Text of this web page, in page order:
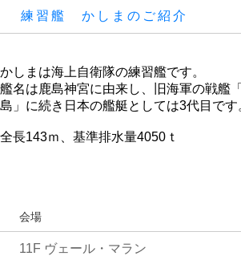
練習艦 かしまのご紹介
かしまは海上自衛隊の練習艦です。
艦名は鹿島神宮に由来し、旧海軍の戦艦
島」に続き日本の艦艇としては3代目です
全長143ｍ、基準排水量4050ｔ
会場
11F ヴェール・マラン